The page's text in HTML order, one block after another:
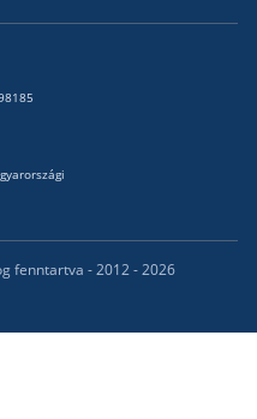
fenntartva - 2012 - 2026